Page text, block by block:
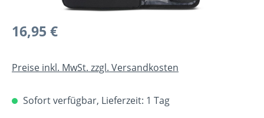
Regulärer Preis:
16,95 €
Preise inkl. MwSt. zzgl. Versandkosten
Sofort verfügbar, Lieferzeit: 1 Tag